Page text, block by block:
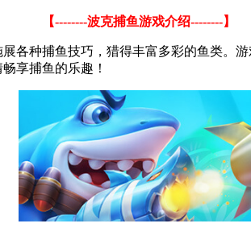
【--------波克捕鱼游戏介绍--------】
各种捕鱼技巧，猎得丰富多彩的鱼类。
畅享捕鱼的乐趣！